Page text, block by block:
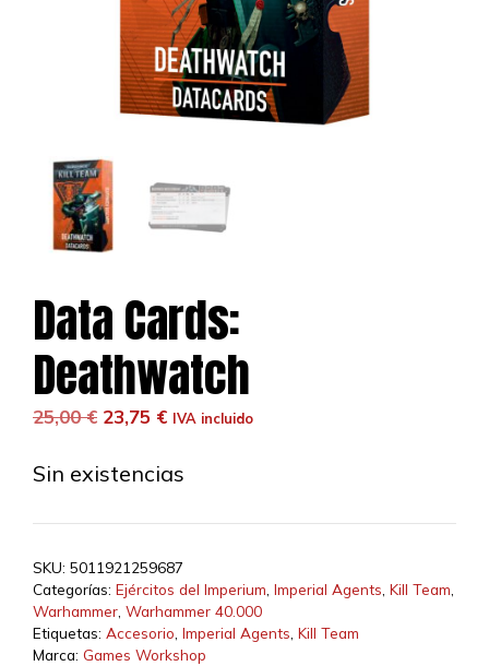
Data Cards:
Deathwatch
25,00€ El
original
25,00 €.
23,75 €El
actual
23,75 €.
IVA incluido
Sin existencias
SKU: 5011921259687
Categorías: Ejércitos del Imperium Imperial Agents Kill Team
Warhammer Warhammer 40.000
Etiquetas: Accesorio Imperial Agents Kill Team
Marca: Games Workshop